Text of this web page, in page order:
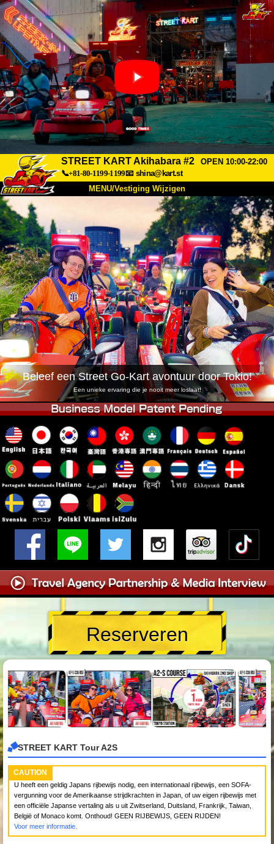
STREET KART Akihabara #2
OPEN 10:00-22:00
📞+81-80-1199-1199📧 shina@kart.st
MENU/Vestiging Wijzigen
Over Ons Specificaties Prijs
Bereikbaarheid Reviews Veelgestelde Vragen
Bedrijf Reserveren
Vestiging Wijzigen
Tokio Shinagawa Tokio Akihabara#1
Tokio Akihabara#2 Tokio Shibuya
Tokio Shibuya Annex Tokio Baai
Tokio Asakusa Osaka
Okinawa
Beleef een Street Go-Kart avontuur door Tokio!
Een unieke ervaring die je nooit meer loslaat!
Reserveren
STREET KART Tour A2S
CAUTION
U heeft een geldig Japans rijbewijs nodig, een internationaal rijbewijs, een SOFA-
vergunning voor de Amerikaanse strijdkrachten in Japan, of uw eigen rijbewijs met
een officiële Japanse vertaling als u uit Zwitserland, Duitsland, Frankrijk, Taiwan,
België of Monaco komt. Onthoud! GEEN RIJBEWIJS, GEEN RIJDEN!
Voor meer informatie.